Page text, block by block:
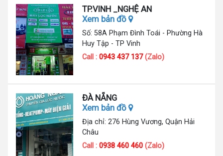
TP.VINH _NGHỆ AN
Xem bản đồ
Số: 58A Phạm Đình Toái - Phường Hà
Huy Tập - TP Vinh
Call :0943 437 137(Zalo)
ĐÀ NẴNG
Xem bản đồ
Địa chỉ: 276 Hùng Vương, Quận Hải
Châu
Call :0938 460 460 (Zalo)